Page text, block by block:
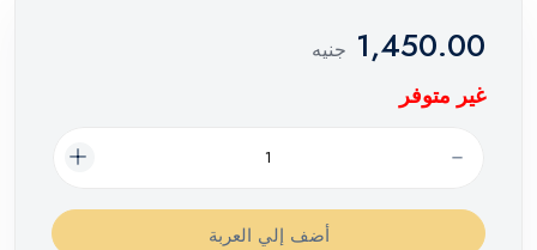
1,450.00 جنيه
غير متوفر
أضف إلي العربة